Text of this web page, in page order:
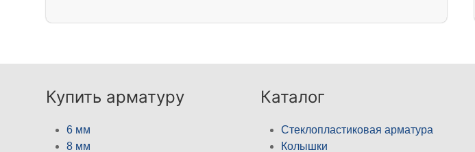
Купить арматуру
6 мм
8 мм
Каталог
Стеклопластиковая арматура
Колышки